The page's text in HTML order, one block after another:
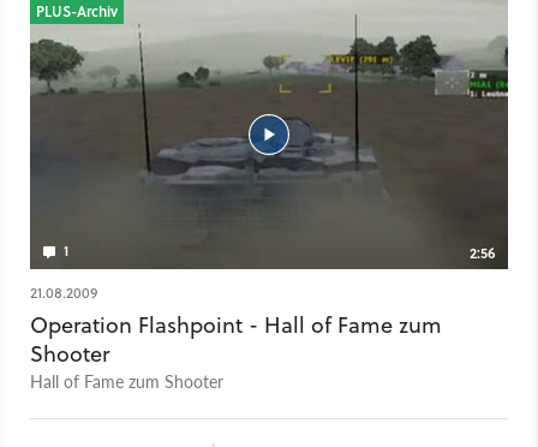
1 2:56
PLUS-Archiv
21.08.2009
Operation Flashpoint - Hall of Fame zum
Shooter
Hall of Fame zum Shooter